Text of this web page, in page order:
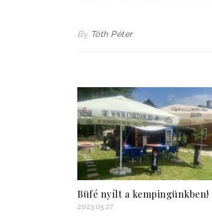
By Tóth Péter
Büfé nyílt a kempingünkben!
2023.05.27.